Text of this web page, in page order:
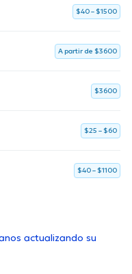
$40 – $1500
A partir de $3600
$3600
$25 – $60
$40 – $1100
actualizando su